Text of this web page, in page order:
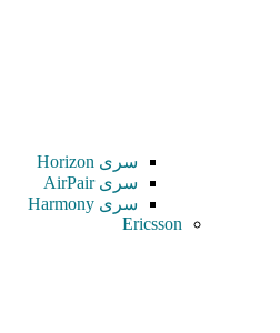
سری Horizon
سری AirPair
سری Harmony
Ericsson